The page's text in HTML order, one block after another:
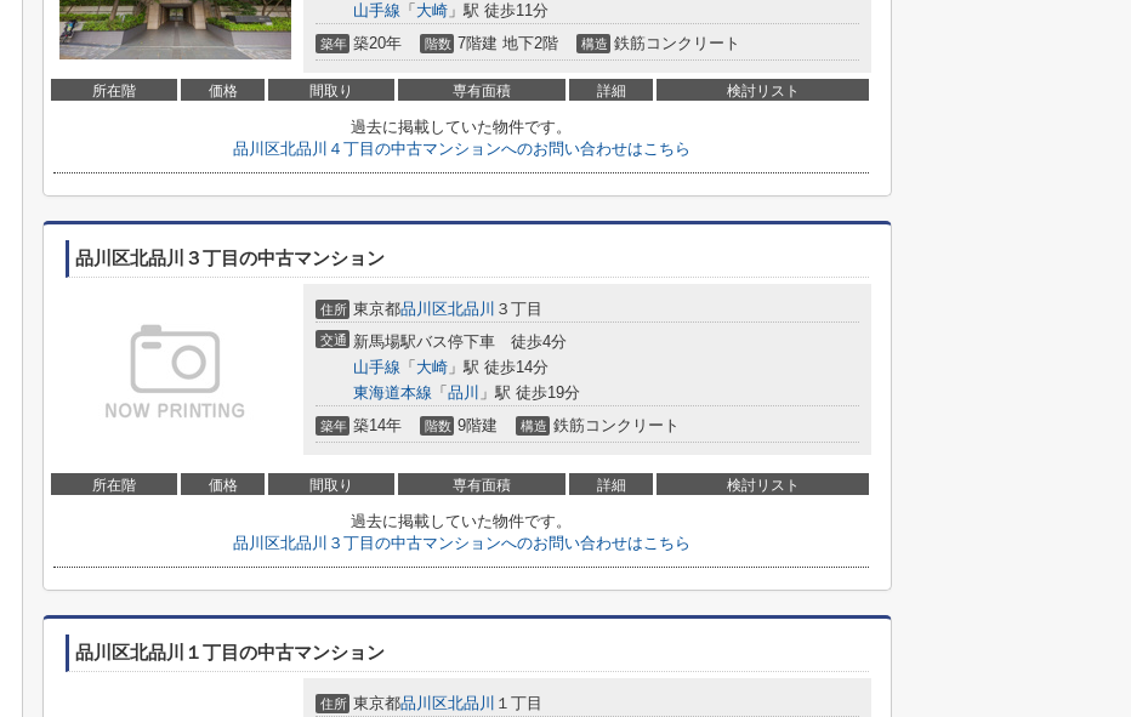
山手線 「 大崎 」駅 徒歩11分
築年 築20年 階数 7階建 地下2階 構造 鉄筋コンクリート
所在階 価格 間取り 専有面積 詳細 検討リスト
過去に掲載していた物件です。
品川区北品川４丁目の中古マンションへのお問い合わせはこちら
品川区北品川３丁目の中古マンション
住所 東京都品川区北品川 ３丁目
交通 新馬場駅バス停下車 徒歩4分
山手線 「 大崎 」駅 徒歩14分
東海道本線 「 品川 」駅 徒歩19分
築年 築14年 階数 9階建 構造 鉄筋コンクリート
所在階 価格 間取り 専有面積 詳細 検討リスト
過去に掲載していた物件です。
品川区北品川３丁目の中古マンションへのお問い合わせはこちら
品川区北品川１丁目の中古マンション
住所 東京都品川区北品川 １丁目